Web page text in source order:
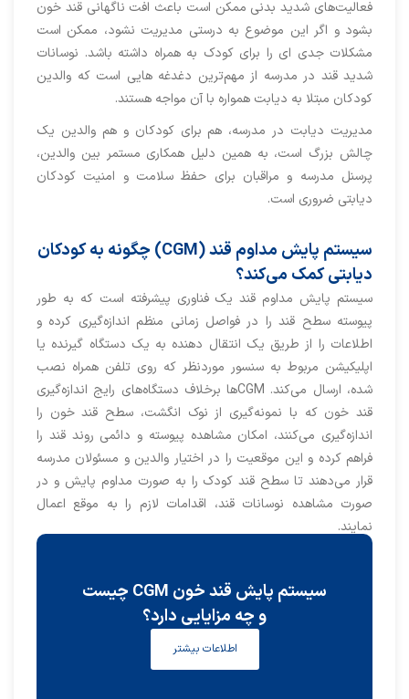
فعالیت‌های شدید بدنی ممکن است باعث افت ناگهانی قند خون
بشود و اگر این موضوع به درستی مدیریت نشود، ممکن است
مشکلات جدی ای را برای کودک به همراه داشته باشد. نوسانات
شدید قند در مدرسه از مهم‌ترین دغدغه هایی ا‌ست که والدین
کودکان مبتلا به دیابت همواره با آن مواجه هستند.
مدیریت دیابت در مدرسه، هم برای کودکان و هم والدین یک
چالش بزرگ است، به همین دلیل همکاری مستمر بین والدین،
پرسنل مدرسه و مراقبان برای حفظ سلامت و امنیت کودکان
دیابتی ضروری است.
سیستم پایش مداوم قند (CGM) چگونه به کودکان
دیابتی کمک می‌کند؟
سیستم پایش مداوم قند یک فناوری پیشرفته است که به طور
پیوسته سطح قند را در فواصل زمانی منظم اندازه‌گیری کرده و
اطلاعات را از طریق یک انتقال دهنده به یک دستگاه گیرنده یا
اپلیکیشن مربوط به سنسور موردنظر که روی تلفن همراه نصب
شده، ارسال می‌کند. CGMها برخلاف دستگاه‌های رایج اندازه‌گیری
قند خون که با نمونه‌گیری از نوک انگشت، سطح قند خون را
اندازه‌گیری می‌کنند، امکان مشاهده پیوسته و دائمی روند قند را
فراهم کرده و این موقعیت را در اختیار والدین و مسئولان مدرسه
قرار می‌دهند تا سطح قند کودک را به صورت مداوم پایش و در
صورت مشاهده نوسانات قند، اقدامات لازم را به موقع اعمال
نمایند.
سیستم پایش قند خون CGM چیست
و چه مزایایی دارد؟
اطلاعات بیشتر